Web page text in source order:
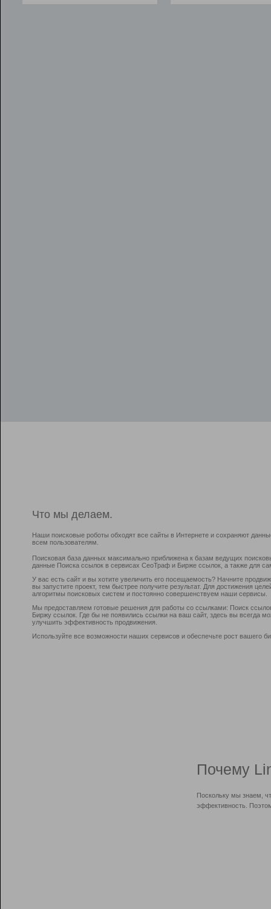
Что мы делаем.
Наши поисковые роботы обходят все сайты в Интернете и сохраняют
всем пользователям.
Поисковая база данных максимально приближена к базам ведущих
данные Поиска ссылок в сервисах СеоТраф и Бирже ссылок, а также для
У вас есть сайт и вы хотите увеличить его посещаемость? Начните
вы запустите проект, тем быстрее получите результат. Для достижения
алгоритмы поисковых систем и постоянно совершенствуем наши сервисы.
Мы предоставляем готовые решения для работы со ссылками: Поиск
Биржу ссылок. Где бы не появились ссылки на ваш сайт, здесь вы всегда
улучшить эффективность продвижения.
Используйте все возможности наших сервисов и обеспечьте рост вашего
Почему
Поскольку мы знаем,
эффективность.